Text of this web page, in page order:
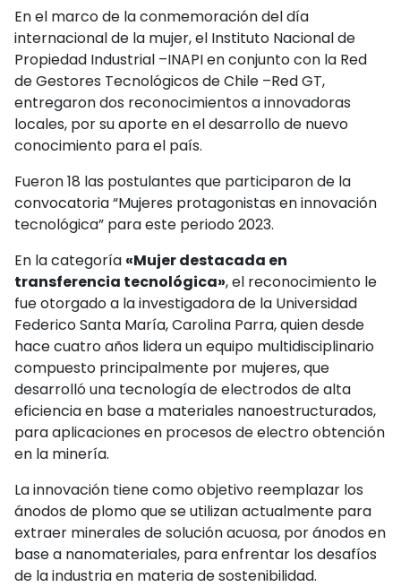
En el marco de la conmemoración del día
internacional de la mujer, el Instituto Nacional de
Propiedad Industrial –INAPI en conjunto con la Red
de Gestores Tecnológicos de Chile –Red GT,
entregaron dos reconocimientos a innovadoras
locales, por su aporte en el desarrollo de nuevo
conocimiento para el país.
Fueron 18 las postulantes que participaron de la
convocatoria “Mujeres protagonistas en innovación
tecnológica” para este periodo 2023.
En la categoría «Mujer destacada en
transferencia tecnológica», el reconocimiento le
fue otorgado a la investigadora de la Universidad
Federico Santa María, Carolina Parra, quien desde
hace cuatro años lidera un equipo multidisciplinario
compuesto principalmente por mujeres, que
desarrolló una tecnología de electrodos de alta
eficiencia en base a materiales nanoestructurados,
para aplicaciones en procesos de electro obtención
en la minería.
La innovación tiene como objetivo reemplazar los
ánodos de plomo que se utilizan actualmente para
extraer minerales de solución acuosa, por ánodos en
base a nanomateriales, para enfrentar los desafíos
de la industria en materia de sostenibilidad.